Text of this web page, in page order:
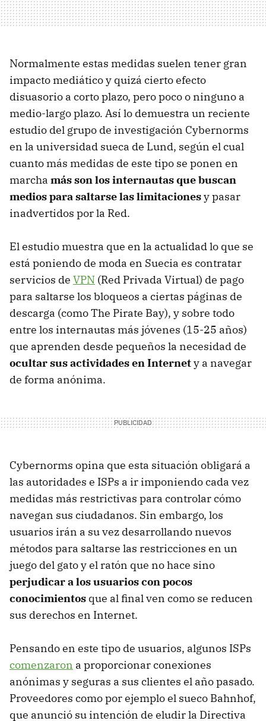
Normalmente estas medidas suelen tener gran
impacto mediático y quizá cierto efecto
disuasorio a corto plazo, pero poco o ninguno a
medio-largo plazo. Así lo demuestra un reciente
estudio del grupo de investigación Cybernorms
en la universidad sueca de Lund, según el cual
cuanto más medidas de este tipo se ponen en
marcha más son los internautas que buscan
medios para saltarse las limitacionesy pasar
inadvertidos por la Red.
El estudio muestra que en la actualidad lo que se
está poniendo de moda en Suecia es contratar
servicios de VPN (Red Privada Virtual) de pago
para saltarse los bloqueos a ciertas páginas de
descarga (como The Pirate Bay), y sobre todo
entre los internautas más jóvenes (15-25 años)
que aprenden desde pequeños la necesidad de
ocultar sus actividades en Internety a navegar
de forma anónima.
Cybernorms opina que esta situación obligará a
las autoridades e ISPs a ir imponiendo cada vez
medidas más restrictivas para controlar cómo
navegan sus ciudadanos. Sin embargo, los
usuarios irán a su vez desarrollando nuevos
métodos para saltarse las restricciones en un
juego del gato y el ratón que no hace sino
perjudicar a los usuarios con pocos
conocimientos que al final ven como se reducen
sus derechos en Internet.
Pensando en este tipo de usuarios, algunos ISPs
comenzaron a proporcionar conexiones
anónimas y seguras a sus clientes el año pasado.
Proveedores como por ejemplo el sueco Bahnhof,
que anunció su intención de eludir la Directiva